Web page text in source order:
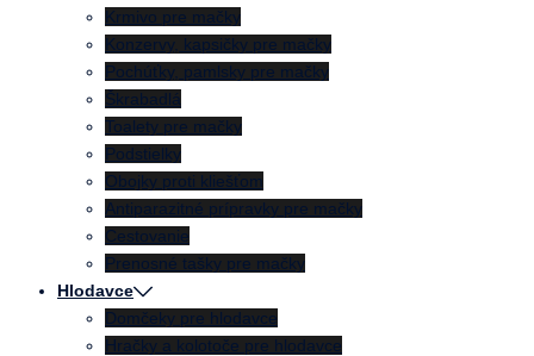
Krmivo pre mačky
Konzervy, kapsičky pre mačky
Pochúťky, pamlsky pre mačky
Škrabadlá
Toalety pre mačky
Podstielky
Obojky proti kliešťom
Antiparazitné prípravky pre mačky
Cestovanie
Prenosné tašky pre mačky
Hlodavce
Domčeky pre hlodavce
Hračky a kolotoče pre hlodavce